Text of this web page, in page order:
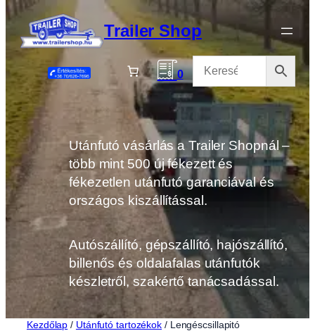
Ugrás
a
tartalomhoz
Trailer Shop
0
Utánfutó vásárlás a Trailer Shopnál –
több mint 500 új fékezett és
fékezetlen utánfutó garanciával és
országos kiszállítással.
Autószállító, gépszállító, hajószállító,
billenős és oldalafalas utánfutók
készletről, szakértő tanácsadással.
Kezdőlap / Utánfutó tartozékok / Lengéscsillapitó